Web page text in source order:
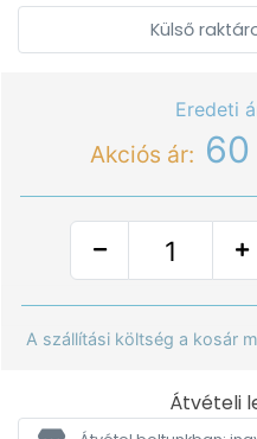
Külső
Eredeti
Akciós ár:
A szállítási költség a kosár
Átvételi